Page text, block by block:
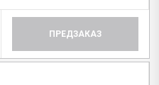
ПРЕДЗАКАЗ